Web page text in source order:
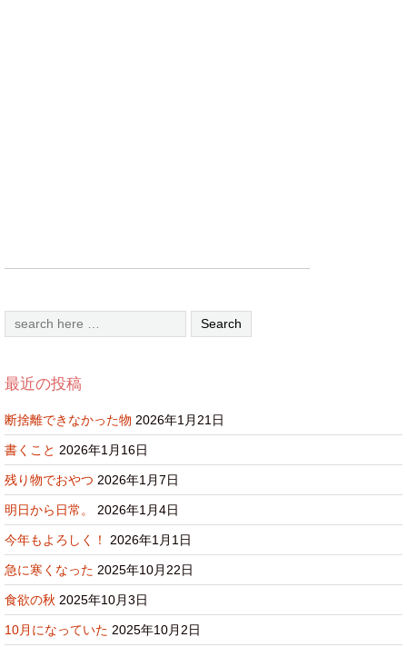
最近の投稿
断捨離できなかった物 2026年1月21日
書くこと 2026年1月16日
残り物でおやつ 2026年1月7日
明日から日常。 2026年1月4日
今年もよろしく！ 2026年1月1日
急に寒くなった 2025年10月22日
食欲の秋 2025年10月3日
10月になっていた 2025年10月2日